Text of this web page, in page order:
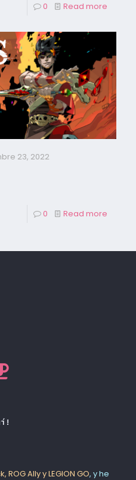
0 Read more
23, 2022
0 Read more
ROG Ally y LEGION GO, y he